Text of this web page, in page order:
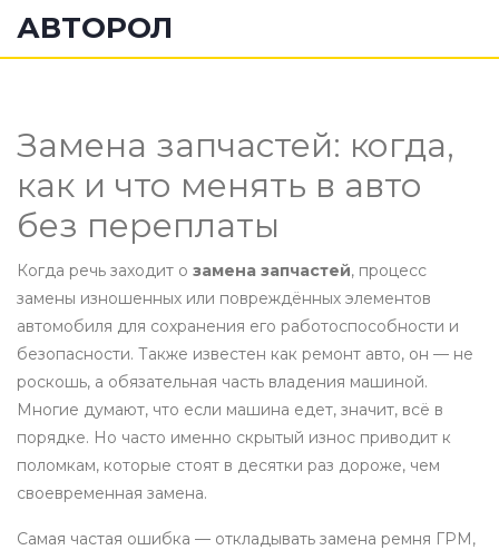
АВТОРОЛ
Замена запчастей: когда,
как и что менять в авто
без переплаты
Когда речь заходит о замена запчастей, процесс
замены изношенных или повреждённых элементов
автомобиля для сохранения его работоспособности и
безопасности. Также известен как ремонт авто, он — не
роскошь, а обязательная часть владения машиной.
Многие думают, что если машина едет, значит, всё в
порядке. Но часто именно скрытый износ приводит к
поломкам, которые стоят в десятки раз дороже, чем
своевременная замена.
Самая частая ошибка — откладывать замена ремня ГРМ,